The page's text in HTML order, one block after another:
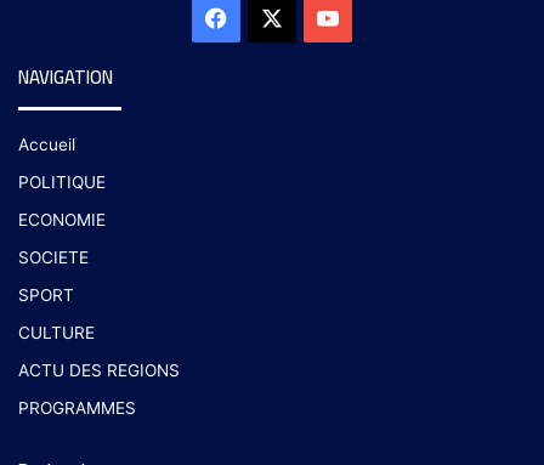
NAVIGATION
Accueil
POLITIQUE
ECONOMIE
SOCIETE
SPORT
CULTURE
ACTU DES REGIONS
PROGRAMMES